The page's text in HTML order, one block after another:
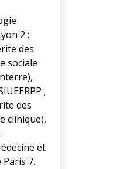
2 ;
des
sociale
;
des
clinique),
et
Paris 7.